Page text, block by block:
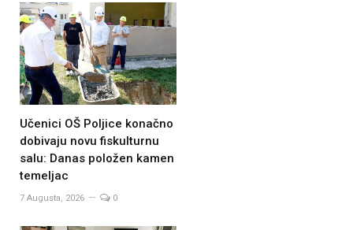
Učenici OŠ Poljice konačno
dobivaju novu fiskulturnu
salu: Danas položen kamen
temeljac
7 Augusta, 2026 0